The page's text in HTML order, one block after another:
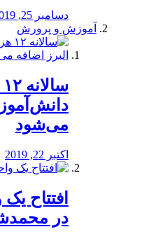
دسامبر 25, 2019
آموزش و پرورش
می‌شود
اکتبر 22, 2019
افتتاح
در